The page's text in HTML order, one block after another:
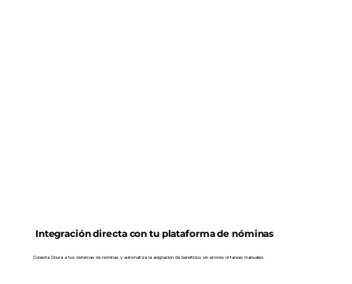
Integración directa con tu plataforma de nóminas
Conecta Onura a tus sistemas de nóminas y automatiza la asignación de beneficios sin errores ni tareas manuales.